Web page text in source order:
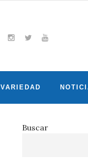
VARIEDAD
Buscar